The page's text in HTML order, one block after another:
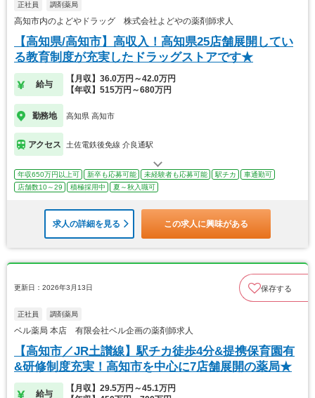
正社員 調剤薬局
高知市内のよどやドラッグ 株式会社よどやの薬剤師求人
【高知県/高知市】高収入！高知県25店舗展開してい
る教育制度が充実したドラッグストアです★
給与
【月収】36.0万円～42.0万円
【年収】515万円～680万円
勤務地 高知県 高知市
アクセス 土佐電鉄後免線 介良通駅
年収650万円以上可 新卒も応募可能 未経験者も応募可能 駅チカ
車通勤可
店舗数10～29
積極採用中 夏～秋入職可
求人の詳細を見る この求人に興味がある
更新日：2026年3月13日 保存する
正社員 調剤薬局
ベル薬局 本店 有限会社ベル企画の薬剤師求人
【高知市／JR土讃線】駅チカ徒歩4分&提携保育園有
&研修制度充実！高知市を中心に7店舗展開の薬局★
給与
【月収】29.5万円～45.1万円